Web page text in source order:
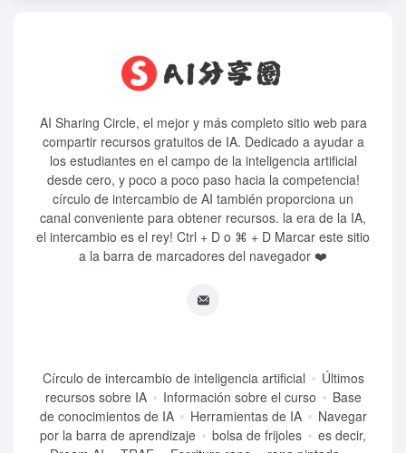
AI Sharing Circle, el mejor y más completo sitio web para
compartir recursos gratuitos de IA. Dedicado a ayudar a
los estudiantes en el campo de la inteligencia artificial
desde cero, y poco a poco paso hacia la competencia!
círculo de intercambio de AI también proporciona un
canal conveniente para obtener recursos. la era de la IA,
el intercambio es el rey! Ctrl + D o ⌘ + D Marcar este sitio
a la barra de marcadores del navegador ❤️
Círculo de intercambio de inteligencia artificial
Últimos
recursos sobre IA
Información sobre el curso
Base
de conocimientos de IA
Herramientas de IA
Navegar
por la barra de aprendizaje
bolsa de frijoles
es decir,